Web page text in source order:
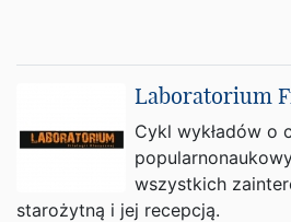
Laboratorium
Cykl wykładów o
wszystkich
starożytną i jej recepcją.